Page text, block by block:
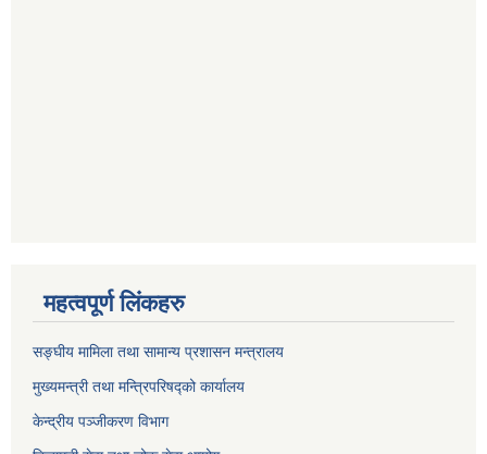
महत्वपूर्ण लिंकहरु
सङ्घीय मामिला तथा सामान्य प्रशासन मन्त्रालय
मुख्यमन्त्री तथा मन्त्रिपरिषद्को कार्यालय
केन्द्रीय पञ्जीकरण विभाग